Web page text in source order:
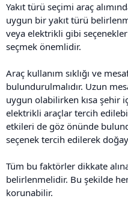
Yakıt türü seçimi araç
uygun bir yakıt türü
veya elektrikli gibi
seçmek önemlidir.
Araç kullanım sıklığı ve
bulundurulmalıdır. Uzun
uygun olabilirken kısa şehir
elektrikli araçlar tercih
etkileri de göz önünde
seçenek tercih edilerek
Tüm bu faktörler dikkate
belirlenmelidir. Bu şekilde
korunabilir.